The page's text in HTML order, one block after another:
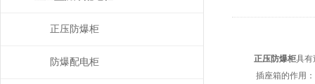
正压防爆柜具有
插座箱的作用：
正压防爆柜
防爆配电柜